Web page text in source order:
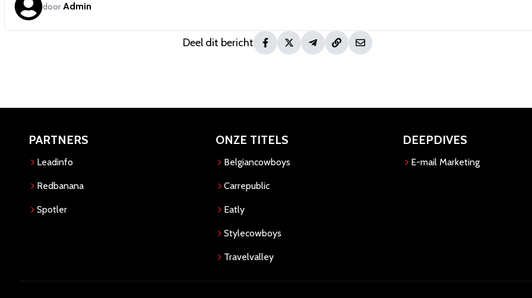
door Admin
Deel dit bericht
PARTNERS
Leadinfo
Redbanana
Spotler
ONZE TITELS
Belgiancowboys
Carrepublic
Eatly
Stylecowboys
Travelvalley
DEEPDIVES
E-mail Marketing